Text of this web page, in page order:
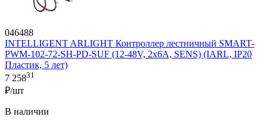
046488
INTELLIGENT ARLIGHT Контроллер лестничный SMART-
PWM-102-72-SH-PD-SUF (12-48V, 2x6A, SENS) (IARL, IP20
Пластик, 5 лет)
7 25831
₽/шт
В наличии